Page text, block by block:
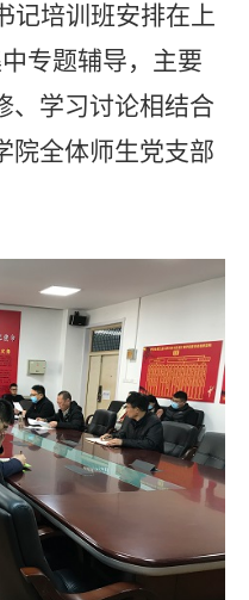
记培训班安排在上
专题辅导，主要
、学习讨论相结合
院全体师生党支部